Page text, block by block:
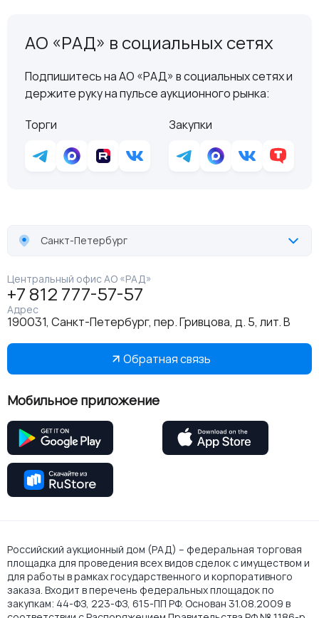
АО «РАД» в социальных сетях
Подпишитесь на АО «РАД» в социальных сетях и
держите руку на пульсе аукционного рынка:
Торги
Закупки
Санкт-Петербург
Центральный офис АО «РАД»
+7 812 777-57-57
Адрес
190031, Санкт-Петербург, пер. Гривцова, д. 5, лит. В
Обратная связь
Мобильное приложение
Российский аукционный дом (РАД) – федеральная торговая
площадка для проведения всех видов сделок с имуществом и
для работы в рамках государственного и корпоративного
заказа. Входит в перечень федеральных площадок по
закупкам: 44-ФЗ, 223-ФЗ, 615-ПП РФ. Основан 31.08.2009 в